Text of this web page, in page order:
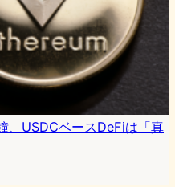
、USDCベースDeFiは「真